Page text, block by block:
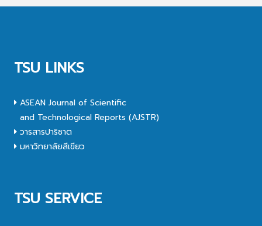
TSU LINKS
ASEAN Journal of Scientific
and Technological Reports (AJSTR)
วารสารปาริชาต
มหาวิทยาลัยสีเขียว
TSU SERVICE